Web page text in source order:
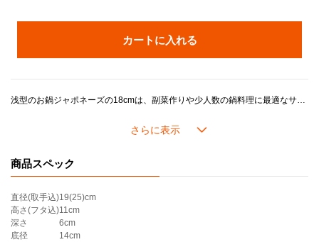
カートに入れる
浅型のお鍋ジャポネーズの18cmは、副菜作りや少人数の鍋料理に最適なサイズです。和食だけではなくリゾットやロースト料理はもちろん、タルトやケーキの焼き型としても活用いただけます。やや浅めなので取り分けがしやすく、お料理を作った後そのまま食卓に出してもスタイリッシュなお鍋です。
ル・クルーゼの鍋がつくるおいしさのヒミツは、鋳物ホーローの高い熱伝導性と蓄熱性に加え、ル・クルーゼが誇るこだわりの製品設計にあります。
＊ツマミのカラーは画像でご確認ください。
＊｢マットブラック｣はマット加工が施されたカラーです。
＊内側はブラックマットホーローです。
商品スペック
直径(取手込)19(25)cm
高さ(フタ込)11cm
深さ
6cm
底径
14cm